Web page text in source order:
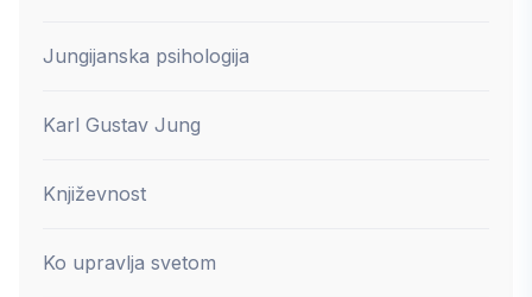
Jungijanska psihologija
Karl Gustav Jung
Književnost
Ko upravlja svetom